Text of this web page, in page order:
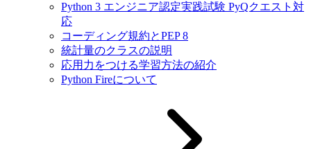
Python 3 エンジニア認定実践試験 PyQクエスト対
応
コーディング規約とPEP 8
統計量のクラスの説明
応用力をつける学習方法の紹介
Python Fireについて